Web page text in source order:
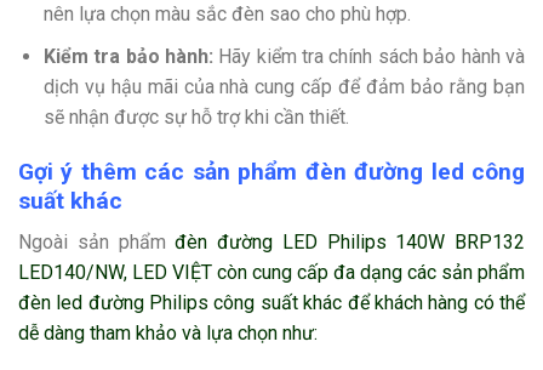
nên lựa chọn màu sắc đèn sao cho phù hợp.
Kiểm tra bảo hành: Hãy kiểm tra chính sách bảo hành và
dịch vụ hậu mãi của nhà cung cấp để đảm bảo rằng bạn
sẽ nhận được sự hỗ trợ khi cần thiết.
Gợi ý thêm các sản phẩm đèn đường led công
suất khác
Ngoài sản phẩmđèn đường LED Philips 140W BRP132
LED140/NW, LED VIỆT còn cung cấp đa dạng các sản phẩm
đèn led đường Philips công suất khác để khách hàng có thể
dễ dàng tham khảo và lựa chọn như: